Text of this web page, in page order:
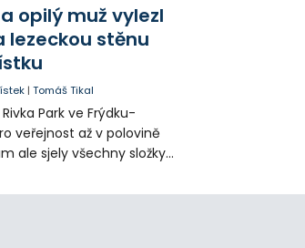
opilý muž vylezl
lezeckou stěnu
|Tomáš Tikal
Park ve Frýdku-
veřejnost až v polovině
ale sjely všechny složky
pod vlivem drog do